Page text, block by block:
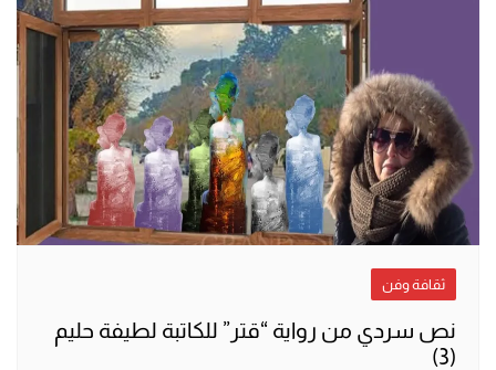
ثقافة وفن
نص سردي من رواية “قتر” للكاتبة لطيفة حليم
(3)